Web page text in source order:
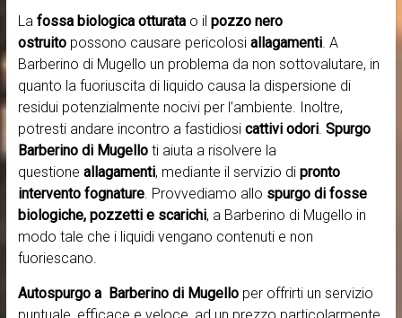
La fossa biologica otturatao il pozzo nero
ostruitopossono causare pericolosi allagamenti. A
Barberino di Mugello un problema da non sottovalutare, in
quanto la fuoriuscita di liquido causa la dispersione di
residui potenzialmente nocivi per l’ambiente. Inoltre,
potresti andare incontro a fastidiosi cattivi odori. Spurgo
Barberino di Mugello ti aiuta a risolvere la
questione allagamenti, mediante il servizio di pronto
intervento fognature. Provvediamo allo spurgo di fosse
biologiche, pozzetti e scarichi, a Barberino di Mugello in
modo tale che i liquidi vengano contenuti e non
fuoriescano.
Autospurgo a Barberino di Mugello per offrirti un servizio